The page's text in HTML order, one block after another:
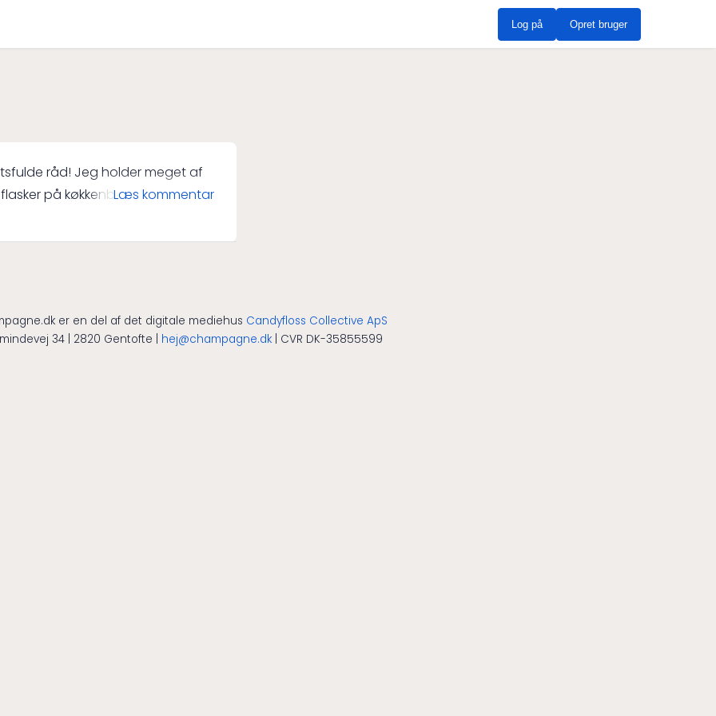
Log på Opret bruger
råd! Jeg holder meget af
på køkkenbordet tæt på et
Efter at have læst
ikke er den bedste idé, især
til køleskabsdøren, Michael!
i kælderen, som jeg aldrig rigtig
Igen, tak for jeres råd!
Læs kommentar
er en del af det digitale mediehus Candyfloss Collective ApS
34 | 2820 Gentofte | hej@champagne.dk| CVR DK-35855599